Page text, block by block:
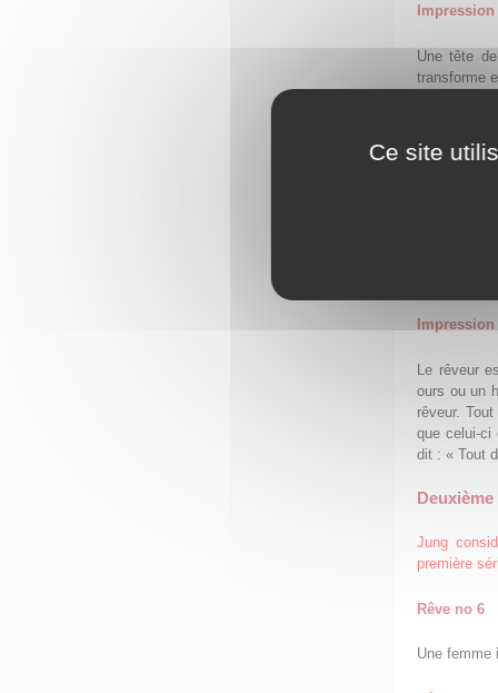
Une tête
transforme
Le rêveur
ours ou un
rêveur.
que celui-ci
dit : « Tout
Jung
première
Rêve no 6
Une femme
Ce site